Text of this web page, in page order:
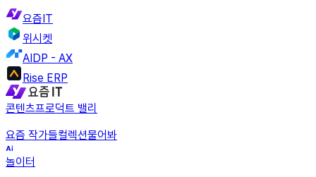
요즘IT
위시켓
AIDP - AX
Rise ERP
콘텐츠프로덕트 밸리
요즘 작가들컬렉션물어봐
놀이터